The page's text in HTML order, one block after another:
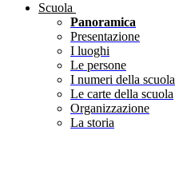
Scuola
Panoramica
Presentazione
I luoghi
Le persone
I numeri della scuola
Le carte della scuola
Organizzazione
La storia